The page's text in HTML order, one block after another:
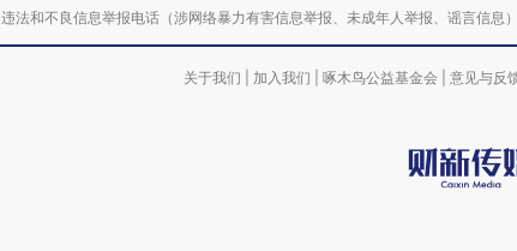
违法和不良信息举报电话（涉网络暴力有害信息举报、未成年人举报、谣言
关于我们 加入我们 啄木鸟公益基金会 意见与反